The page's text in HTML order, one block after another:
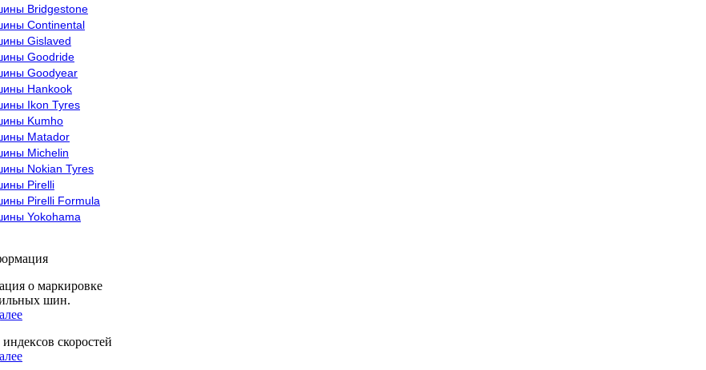
Bridgestone
Continental
Gislaved
Goodride
Goodyear
Hankook
Ikon Tyres
Kumho
Matador
Michelin
Nokian Tyres
Pirelli
Pirelli Formula
Yokohama
о маркировке
шин.
скоростей